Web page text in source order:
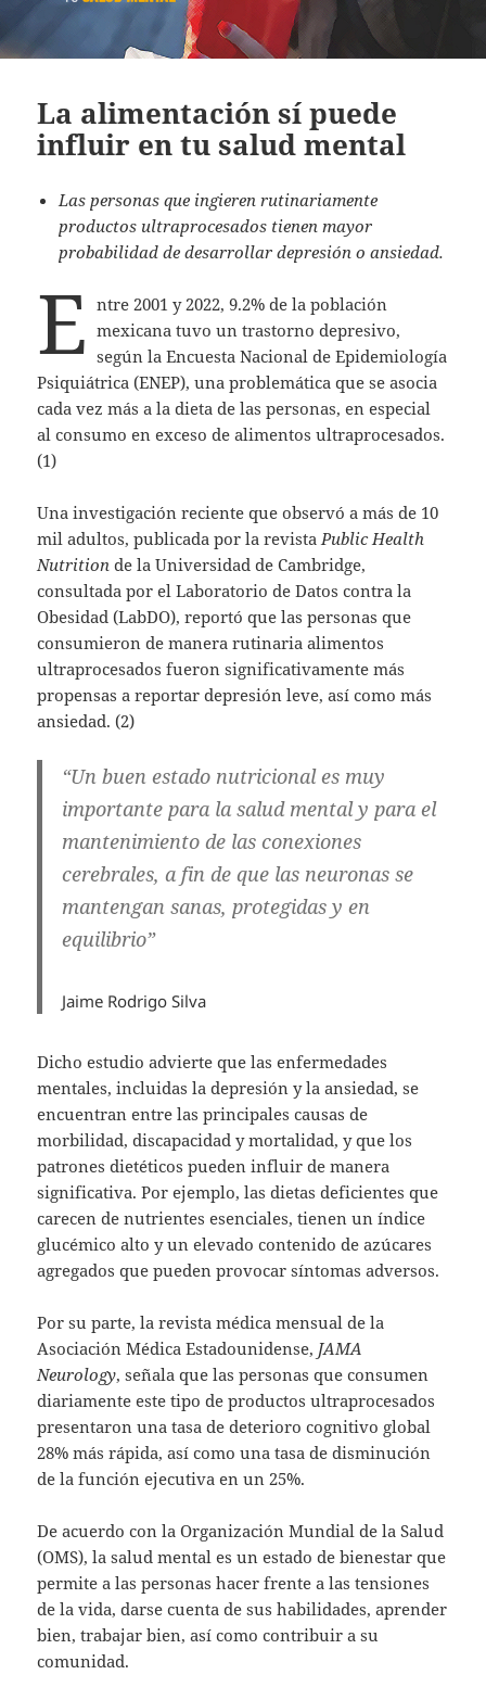
La alimentación sí puede
influir en tu salud mental
Las personas que ingieren rutinariamente
productos ultraprocesados tienen mayor
probabilidad de desarrollar depresión o ansiedad.
E ntre 2001 y 2022, 9.2% de la población
mexicana tuvo un trastorno depresivo,
según la Encuesta Nacional de Epidemiología
Psiquiátrica (ENEP), una problemática que se asocia
cada vez más a la dieta de las personas, en especial
al consumo en exceso de alimentos ultraprocesados.
(1)
Una investigación reciente que observó a más de 10
mil adultos, publicada por la revistaPublic Health
Nutrition de la Universidad de Cambridge,
consultada por el Laboratorio de Datos contra la
Obesidad (LabDO), reportó que las personas que
consumieron de manera rutinaria alimentos
ultraprocesados fueron significativamente más
propensas a reportar depresión leve, así como más
ansiedad. (2)
“Un buen estado nutricional es muy
importante para la salud mental y para el
mantenimiento de las conexiones
cerebrales, a fin de que las neuronas se
mantengan sanas, protegidas y en
equilibrio”
Jaime Rodrigo Silva
Dicho estudio advierte que las enfermedades
mentales, incluidas la depresión y la ansiedad, se
encuentran entre las principales causas de
morbilidad, discapacidad y mortalidad, y que los
patrones dietéticos pueden influir de manera
significativa. Por ejemplo, las dietas deficientes que
carecen de nutrientes esenciales, tienen un índice
glucémico alto y un elevado contenido de azúcares
agregados que pueden provocar síntomas adversos.
Por su parte, la revista médica mensual de la
Asociación Médica Estadounidense, JAMA
Neurology, señala que las personas que consumen
diariamente este tipo de productos ultraprocesados
presentaron una tasa de deterioro cognitivo global
28% más rápida, así como una tasa de disminución
de la función ejecutiva en un 25%.
De acuerdo con la Organización Mundial de la Salud
(OMS), la salud mental es un estado de bienestar que
permite a las personas hacer frente a las tensiones
de la vida, darse cuenta de sus habilidades, aprender
bien, trabajar bien, así como contribuir a su
comunidad.